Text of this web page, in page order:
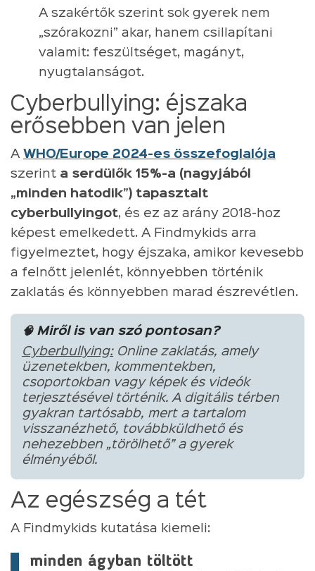
A szakértők szerint sok gyerek nem
„szórakozni” akar, hanem csillapítani
valamit: feszültséget, magányt,
nyugtalanságot.
Cyberbullying: éjszaka
erősebben van jelen
A WHO/Europe 2024-es összefoglalója
szerint a serdülők 15%-a (nagyjából
„minden hatodik”) tapasztalt
cyberbullyingot, és ez az arány 2018-hoz
képest emelkedett. A Findmykids arra
figyelmeztet, hogy éjszaka, amikor kevesebb
a felnőtt jelenlét, könnyebben történik
zaklatás és könnyebben marad észrevétlen.
🧠 Miről is van szó pontosan?
Cyberbullying:Online zaklatás, amely
üzenetekben, kommentekben,
csoportokban vagy képek és videók
terjesztésével történik. A digitális térben
gyakran tartósabb, mert a tartalom
visszanézhető, továbbküldhető és
nehezebben „törölhető” a gyerek
élményéből.
Az egészség a tét
A Findmykids kutatása kiemeli:
minden ágyban töltött